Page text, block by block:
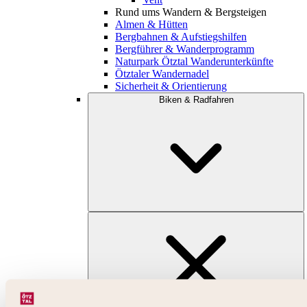
Rund ums Wandern & Bergsteigen
Almen & Hütten
Bergbahnen & Aufstiegshilfen
Bergführer & Wanderprogramm
Naturpark Ötztal Wanderunterkünfte
Ötztaler Wandernadel
Sicherheit & Orientierung
Biken & Radfahren